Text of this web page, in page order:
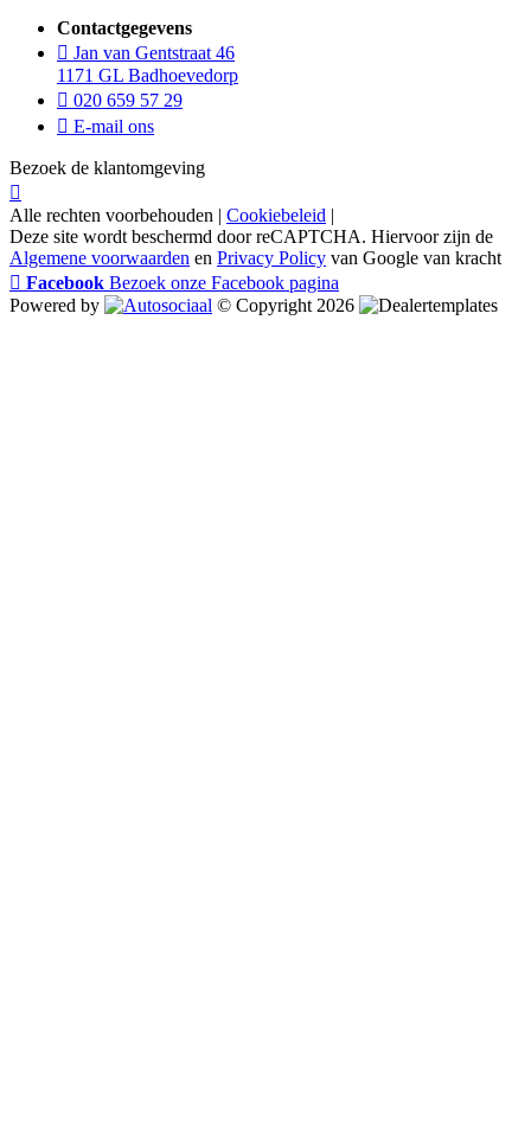
Contactgegevens
Jan van Gentstraat 46
1171 GL Badhoevedorp
020 659 57 29
E-mail ons
Bezoek de klantomgeving
Alle rechten voorbehouden | Cookiebeleid |
Deze site wordt beschermd door reCAPTCHA. Hiervoor zijn de
Algemene voorwaarden en Privacy Policy van Google van kracht
Facebook Bezoek onze Facebook pagina
Powered by
© Copyright 2026